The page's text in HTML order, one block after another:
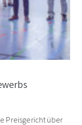
Preisgericht über